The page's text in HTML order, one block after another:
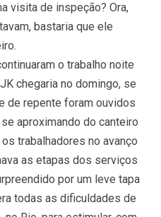
visita de inspeção? Ora,
bastaria que ele
o trabalho noite
chegaria no domingo, se
de repente foram ouvidos
aproximando do canteiro
trabalhadores no avanço
as etapas dos serviços
por um leve tapa
todas as dificuldades de